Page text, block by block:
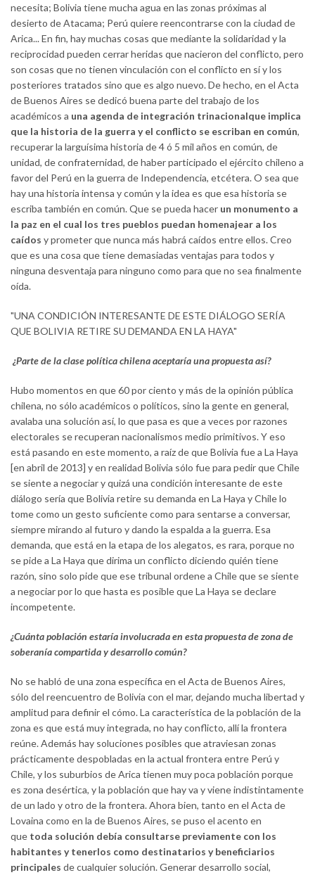
necesita; Bolivia tiene mucha agua en las zonas próximas al
desierto de Atacama; Perú quiere reencontrarse con la ciudad de
Arica... En fin, hay muchas cosas que mediante la solidaridad y la
reciprocidad pueden cerrar heridas que nacieron del conflicto, pero
son cosas que no tienen vinculación con el conflicto en sí y los
posteriores tratados sino que es algo nuevo. De hecho, en el Acta
de Buenos Aires se dedicó buena parte del trabajo de los
académicos a una agenda de integración trinacionalque implica
que la historia de la guerra y el conflicto se escriban en común,
recuperar la larguísima historia de 4 ó 5 mil años en común, de
unidad, de confraternidad, de haber participado el ejército chileno a
favor del Perú en la guerra de Independencia, etcétera. O sea que
hay una historia intensa y común y la idea es que esa historia se
escriba también en común. Que se pueda hacer un monumento a
la paz en el cual los tres pueblos puedan homenajear a los
caídos y prometer que nunca más habrá caídos entre ellos. Creo
que es una cosa que tiene demasiadas ventajas para todos y
ninguna desventaja para ninguno como para que no sea finalmente
oída.
"UNA CONDICIÓN INTERESANTE DE ESTE DIÁLOGO SERÍA
QUE BOLIVIA RETIRE SU DEMANDA EN LA HAYA"
¿Parte de la clase política chilena aceptaría una propuesta así?
Hubo momentos en que 60 por ciento y más de la opinión pública
chilena, no sólo académicos o políticos, sino la gente en general,
avalaba una solución así, lo que pasa es que a veces por razones
electorales se recuperan nacionalismos medio primitivos. Y eso
está pasando en este momento, a raíz de que Bolivia fue a La Haya
[en abril de 2013] y en realidad Bolivia sólo fue para pedir que Chile
se siente a negociar y quizá una condición interesante de este
diálogo sería que Bolivia retire su demanda en La Haya y Chile lo
tome como un gesto suficiente como para sentarse a conversar,
siempre mirando al futuro y dando la espalda a la guerra. Esa
demanda, que está en la etapa de los alegatos, es rara, porque no
se pide a La Haya que dirima un conflicto diciendo quién tiene
razón, sino solo pide que ese tribunal ordene a Chile que se siente
a negociar por lo que hasta es posible que La Haya se declare
incompetente.
¿Cuánta población estaría involucrada en esta propuesta de zona de
soberanía compartida y desarrollo común?
No se habló de una zona específica en el Acta de Buenos Aires,
sólo del reencuentro de Bolivia con el mar, dejando mucha libertad y
amplitud para definir el cómo. La característica de la población de la
zona es que está muy integrada, no hay conflicto, allí la frontera
reúne. Además hay soluciones posibles que atraviesan zonas
prácticamente despobladas en la actual frontera entre Perú y
Chile, y los suburbios de Arica tienen muy poca población porque
es zona desértica, y la población que hay va y viene indistintamente
de un lado y otro de la frontera. Ahora bien, tanto en el Acta de
Lovaina como en la de Buenos Aires, se puso el acento en
que toda solución debía consultarse previamente con los
habitantes y tenerlos como destinatarios y beneficiarios
principales de cualquier solución. Generar desarrollo social,